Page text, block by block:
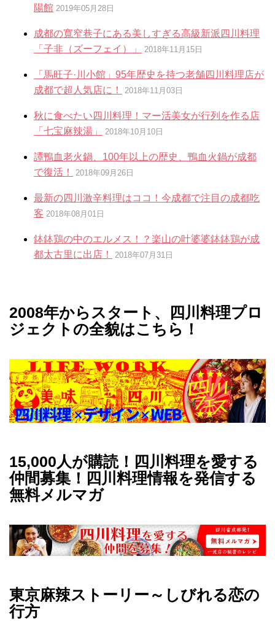
陽館 2019年05月28日
成都の寬窄巷子にある美しすぎる高級新派四川料理
「子非（ズーフェイ）」
2018年11月15日
「馬旺子·川小館」95年歴史を持つ老舗四川料理店が
成都で超人気店に！
2018年11月03日
秋に食べたい四川料理！マー活美女が行列を作る店
「七宝麻辣湯」
2018年10月10日
譚鴨血老火鍋、100年以上の歴史、鴨血火鍋が成都
で復活！
2018年09月26日
最新の四川激辛料理はココ！今成都で注目の成都吃
客 2018年08月01日
鉢鉢鶏の中のエルメス！？楽山の叶婆婆鉢鉢鶏が成
都太古里に出店！
2018年07月31日
2008年からスタート、四川料理プロ
ジェクトの全貌はこちら！
15,000人が購読！四川料理を愛する
仲間募集！四川料理情報を発信する
無料メルマガ
東京麻辣ストーリー～しびれる恋の
行方